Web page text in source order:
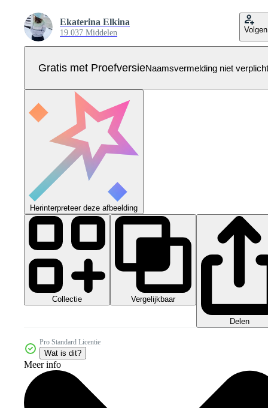
Ekaterina Elkina
19.037 Middelen Volgen
Gratis met ProefversieNaamsvermelding niet verplicht
Herinterpreteer deze afbeelding
Collectie Vergelijkbaar
Delen
Pro Standard Licentie
Wat is dit?
Meer info